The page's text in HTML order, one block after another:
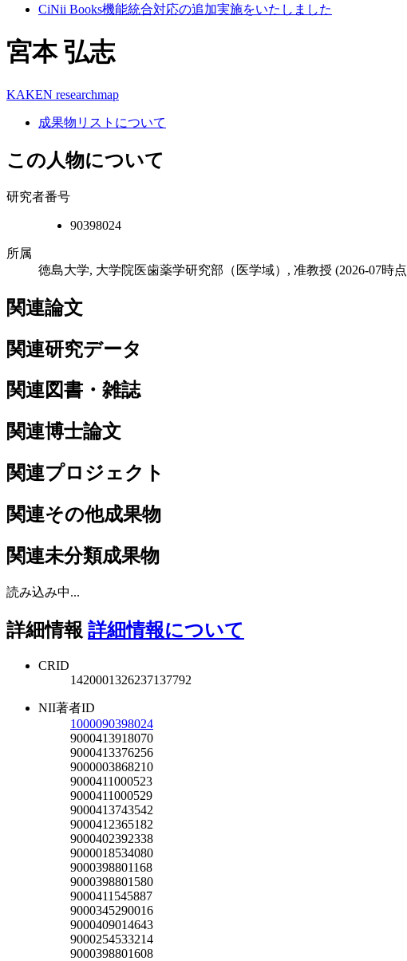
CiNii Books機能統合対応の追加実施をいたしました
宮本 弘志
KAKEN researchmap
成果物リストについて
この人物について
研究者番号
90398024
所属
徳島大学, 大学院医歯薬学研究部（医学域）, 准教授 (2026-07時
関連論文
関連研究データ
関連図書・雑誌
関連博士論文
関連プロジェクト
関連その他成果物
関連未分類成果物
読み込み中...
詳細情報 詳細情報について
CRID
1420001326237137792
NII著者ID
1000090398024
9000413918070
9000413376256
9000003868210
9000411000523
9000411000529
9000413743542
9000412365182
9000402392338
9000018534080
9000398801168
9000398801580
9000411545887
9000345290016
9000409014643
9000254533214
9000398801608